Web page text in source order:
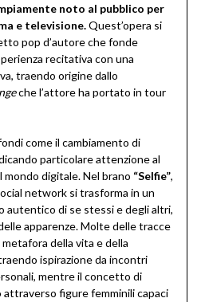
noto al pubblico per
e televisione.Quest’opera si
pop d’autore che fonde
recitativa con una
traendo origine dallo
che l’attore ha portato in tour
come il cambiamento di
particolare attenzione al
digitale. Nel brano “Selfie”,
network si trasforma in un
autentico di se stessi e degli altri,
apparenze. Molte delle tracce
della vita e della
ispirazione da incontri
mentre il concetto di
figure femminili capaci